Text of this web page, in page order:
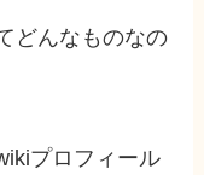
どんなものなの
プロフィール